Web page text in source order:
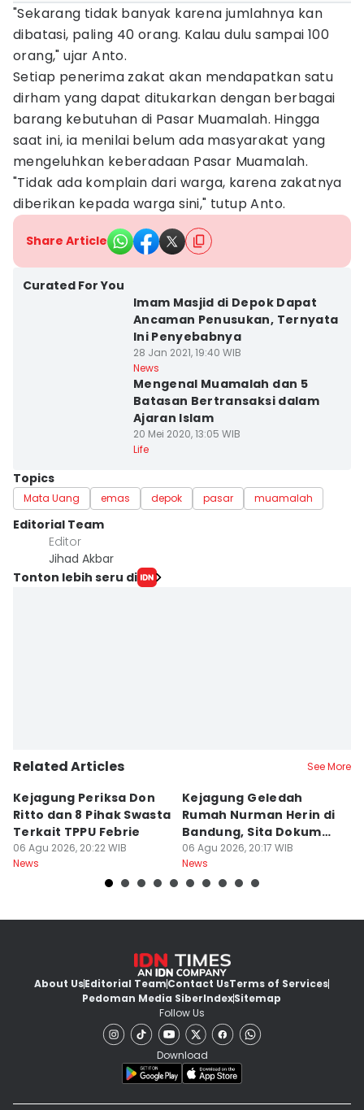
"Sekarang tidak banyak karena jumlahnya kan
dibatasi, paling 40 orang. Kalau dulu sampai 100
orang," ujar Anto.
Setiap penerima zakat akan mendapatkan satu
dirham yang dapat ditukarkan dengan berbagai
barang kebutuhan di Pasar Muamalah. Hingga
saat ini, ia menilai belum ada masyarakat yang
mengeluhkan keberadaan Pasar Muamalah.
"Tidak ada komplain dari warga, karena zakatnya
diberikan kepada warga sini," tutup Anto.
Share Article
Curated For You
Imam Masjid di Depok Dapat
Ancaman Penusukan, Ternyata
Ini Penyebabnya
28 Jan 2021, 19:40 WIB
News
Mengenal Muamalah dan 5
Batasan Bertransaksi dalam
Ajaran Islam
20 Mei 2020, 13:05 WIB
Life
Topics
Mata Uang emas depok pasar muamalah
Editorial Team
Editor
Jihad Akbar
Tonton lebih seru di
Related Articles See More
Kejagung Periksa Don
Ritto dan 8 Pihak Swasta
Terkait TPPU Febrie
06 Agu 2026, 20:22 WIB
News
Kejagung Geledah
Rumah Nurman Herin di
Bandung, Sita Dokumen
TPPU Febrie
06 Agu 2026, 20:17 WIB
News
About UsEditorial TeamContact UsTerms of Services
Pedoman Media SiberIndexSitemap
Follow Us
Download